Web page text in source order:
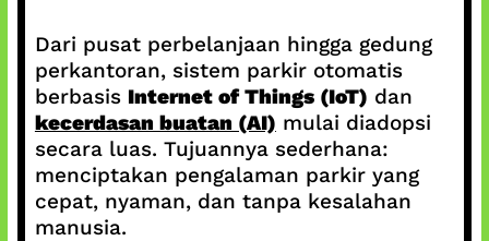
Dari pusat perbelanjaan hingga gedung
perkantoran, sistem parkir otomatis
berbasis Internet of Things (IoT) dan
kecerdasan buatan (AI) mulai diadopsi
secara luas. Tujuannya sederhana:
menciptakan pengalaman parkir yang
cepat, nyaman, dan tanpa kesalahan
manusia.